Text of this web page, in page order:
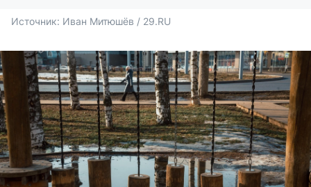
Источник: Иван Митюшёв / 29.RU